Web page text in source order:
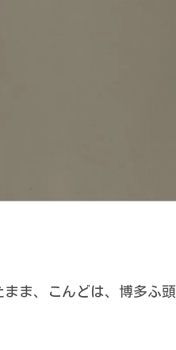
ま、こんどは、博多ふ頭